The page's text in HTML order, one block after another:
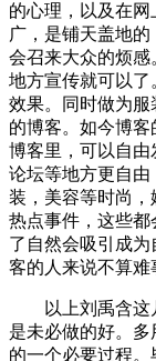
的心理，以及在
广，是铺天盖地
会召来大众的烦
地方宣传就可以
效果。同时做为
的博客。如今博
博客里，可以自
论坛等地方更自由
装，美容等时尚
热点事件，这些都
了自然会吸引成
客的人来说不算难
以上刘禹含这几
是未必做的好。
的一个必要过程